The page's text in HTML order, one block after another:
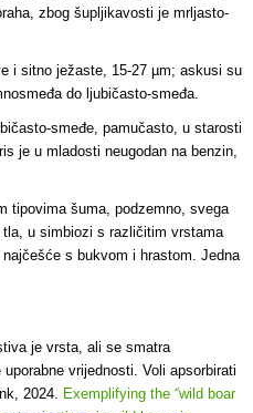
zbog šupljikavosti je mrljasto-
i sitno ježaste, 15-27 µm; askusi su
do ljubičasto-smeđa.
smeđe, pamučasto, u starosti
je u mladosti neugodan na benzin,
tipovima šuma, podzemno, svega
u simbiozi s različitim vrstama
s bukvom i hrastom. Jedna
je vrsta, ali se smatra
vrijednosti. Voli apsorbirati
2024. Exemplifying the “wild boar